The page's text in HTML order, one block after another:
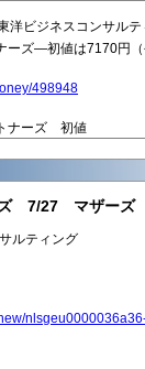
ビジネスコンサルテ
ーズ—初値は7170円
498948
ナーズ 初値
ズ 7/27 マザーズ
ルティング